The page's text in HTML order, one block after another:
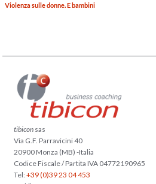
Violenza sulle donne. E bambini
tibicon sas
Via G.F. Parravicini 40
20900 Monza (MB) -Italia
Codice Fiscale / Partita IVA 04772190965
Tel:+39 (0)39 23 04 453